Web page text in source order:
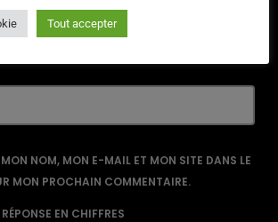
MON NOM, MON E-MAIL ET MON SITE DANS LE
MON PROCHAIN COMMENTAIRE.
EN CHIFFRES
Tout accepter